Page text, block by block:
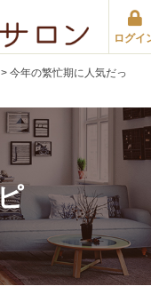
ログイ
> 今年の繁忙期に人気だっ